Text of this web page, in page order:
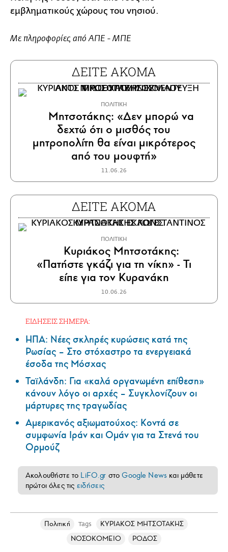
εμβληματικούς χώρους του νησιού.
Με πληροφορίες από ΑΠΕ - ΜΠΕ
ΔΕΙΤΕ ΑΚΟΜΑ
ΠΟΛΙΤΙΚΗ
Μητσοτάκης: «Δεν μπορώ να
δεχτώ ότι ο μισθός του
μητροπολίτη θα είναι μικρότερος
από του μουφτή»
11.06.26
ΔΕΙΤΕ ΑΚΟΜΑ
ΠΟΛΙΤΙΚΗ
Κυριάκος Μητσοτάκης:
«Πατήστε γκάζι για τη νίκη» - Τι
είπε για τον Κυρανάκη
10.06.26
ΕΙΔΗΣΕΙΣ ΣΗΜΕΡΑ:
ΗΠΑ: Nέες σκληρές κυρώσεις κατά της
Ρωσίας – Στο στόχαστρο τα ενεργειακά
έσοδα της Μόσχας
Ταϊλάνδη: Για «καλά οργανωμένη επίθεση»
κάνουν λόγο οι αρχές – Συγκλονίζουν οι
μάρτυρες της τραγωδίας
Αμερικανός αξιωματούχος: Κοντά σε
συμφωνία Ιράν και Ομάν για τα Στενά του
Ορμούζ
Ακολουθήστε το LiFO.gr στοGoogle News και μάθετε
πρώτοι όλες τις ειδήσεις
Πολιτική Tags
ΚΥΡΙΑΚΟΣ ΜΗΤΣΟΤΑΚΗΣ
ΝΟΣΟΚΟΜΕΙΟ
ΡΟΔΟΣ